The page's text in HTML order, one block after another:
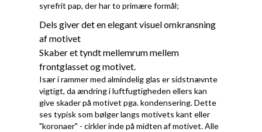
syrefrit pap, der har to primære formål;
Dels giver det en elegant visuel omkransning
af motivet
Skaber et tyndt mellemrum mellem
frontglasset og motivet.
Især i rammer med almindelig glas er sidstnævnte
vigtigt, da ændring i luftfugtigheden ellers kan
give skader på motivet pga. kondensering. Dette
ses typisk som bølger langs motivets kant eller
"koronaer" - cirkler inde på midten af motivet. Alle